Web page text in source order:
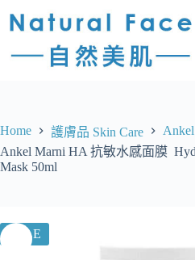
Home 護膚品 Skin Care
Ankel Marni HA 抗敏水感面膜
Mask 50ml
SALE